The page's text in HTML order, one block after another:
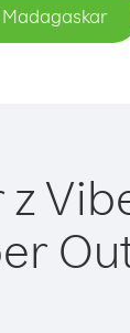
Madagaskar